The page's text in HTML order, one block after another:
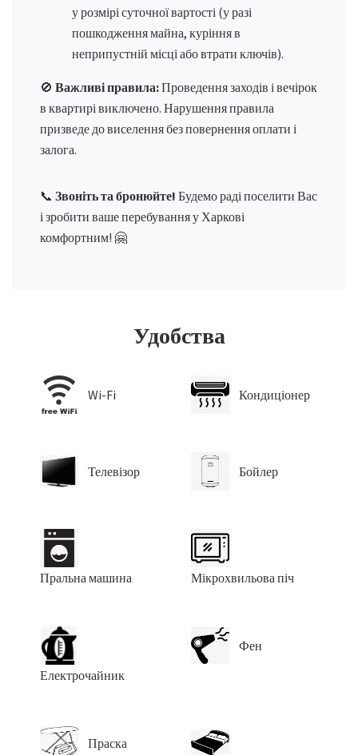
у розмірі суточної вартості (у разі
пошкодження майна, куріння в
неприпустній місці або втрати ключів).
🚫 Важливі правила:Проведення заходів і вечірок
в квартирі виключено. Нарушення правила
призведе до виселення без повернення оплати і
залога.
📞 Звоніть та бронюйте! Будемо раді поселити Вас
і зробити ваше перебування у Харкові
комфортним! 🤗
Удобства
Wi-Fi Кондиціонер
Телевізор Бойлер
Пральна машина Мікрохвильова піч
Електрочайник
Фен
Праска